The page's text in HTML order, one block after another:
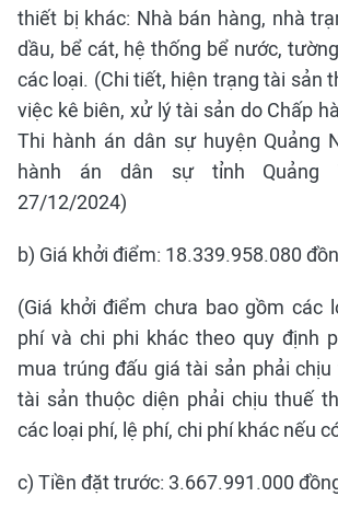
thiết bị khác: Nhà bán hàng, nhà
dầu, bể cát, hệ thống bể nước,
các loại. (Chi tiết, hiện trạng tài sản
việc kê biên, xử lý tài sản do Chấp
Thi hành án dân sự huyện Quảng
hành án dân sự tỉnh Quảng
27/12/2024)
b) Giá khởi điểm: 18.339.958.080
(Giá khởi điểm chưa bao gồm các
phí và chi phi khác theo quy định
mua trúng đấu giá tài sản phải chịu
tài sản thuộc diện phải chịu thuế
các loại phí, lệ phí, chi phí khác nếu
c) Tiền đặt trước: 3.667.991.000